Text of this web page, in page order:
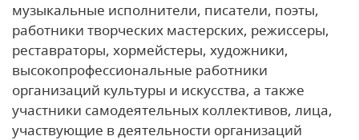
музыкальные исполнители, писатели, поэты,
работники творческих мастерских, режиссеры,
реставраторы, хормейстеры, художники,
высокопрофессиональные работники
организаций культуры и искусства, а также
участники самодеятельных коллективов, лица,
участвующие в деятельности организаций